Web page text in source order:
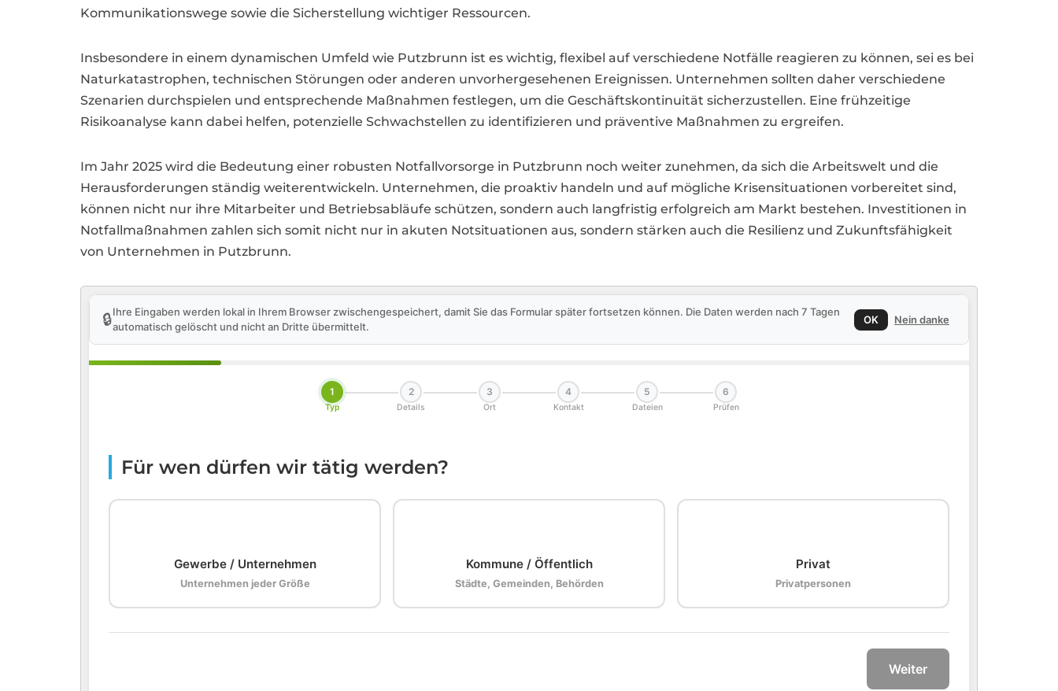
Kommunikationswege sowie die Sicherstellung wichtiger Ressourcen.
Insbesondere in einem dynamischen Umfeld wie Putzbrunn ist es wichtig, flexibel auf verschiedene Notfälle reagieren zu können, sei es bei
Naturkatastrophen, technischen Störungen oder anderen unvorhergesehenen Ereignissen. Unternehmen sollten daher verschiedene
Szenarien durchspielen und entsprechende Maßnahmen festlegen, um die Geschäftskontinuität sicherzustellen. Eine frühzeitige
Risikoanalyse kann dabei helfen, potenzielle Schwachstellen zu identifizieren und präventive Maßnahmen zu ergreifen.
Im Jahr 2025 wird die Bedeutung einer robusten Notfallvorsorge in Putzbrunn noch weiter zunehmen, da sich die Arbeitswelt und die
Herausforderungen ständig weiterentwickeln. Unternehmen, die proaktiv handeln und auf mögliche Krisensituationen vorbereitet sind,
können nicht nur ihre Mitarbeiter und Betriebsabläufe schützen, sondern auch langfristig erfolgreich am Markt bestehen. Investitionen in
Notfallmaßnahmen zahlen sich somit nicht nur in akuten Notsituationen aus, sondern stärken auch die Resilienz und Zukunftsfähigkeit
von Unternehmen in Putzbrunn.
🔒Ihre Eingaben werden lokal in Ihrem Browser zwischengespeichert, damit Sie das Formular später fortsetzen können. Die Daten werden nach 7 Tagen
automatisch gelöscht und nicht an Dritte übermittelt.
OK Nein danke
1
Typ
2
Details
3
Ort
4
Kontakt
5
Dateien
6
Prüfen
Für wen dürfen wir tätig werden?
Gewerbe / Unternehmen
Unternehmen jeder Größe
Kommune / Öffentlich
Städte, Gemeinden, Behörden
Privat
Privatpersonen
Weiter